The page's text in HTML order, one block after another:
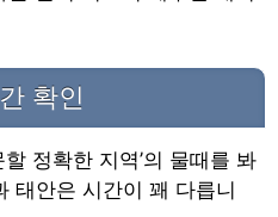
확인
정확한 지역’의 물때를 봐
태안은 시간이 꽤 다릅니